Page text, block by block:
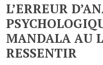
L’ERREUR
MANDALA AU
RESSENTIR